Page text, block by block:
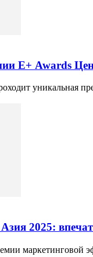
Е+ Awards
уникальная
2025: